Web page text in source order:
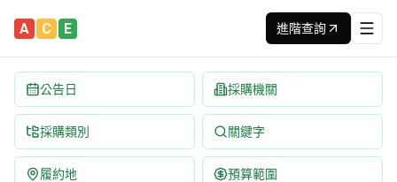
A C E 進階查詢
公告日 採購機關
採購類別 關鍵字
履約地 預算範圍